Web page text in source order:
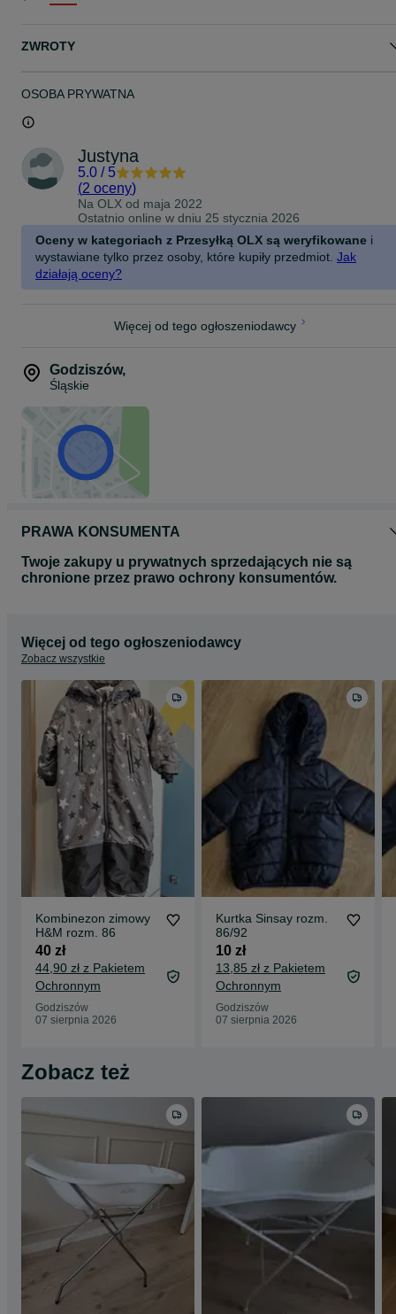
ZWROTY
OSOBA PRYWATNA
Justyna
5.0 / 5
(2 oceny)
Na OLX od maja 2022
Ostatnio online w dniu 25 stycznia 2026
Oceny w kategoriach z Przesyłką OLX są weryfikowane i
wystawiane tylko przez osoby, które kupiły przedmiot. Jak
działają oceny?
Więcej od tego ogłoszeniodawcy
Godziszów,
Śląskie
PRAWA KONSUMENTA
Twoje zakupy u prywatnych sprzedających nie są
chronione przez prawo ochrony konsumentów.
Więcej od tego ogłoszeniodawcy
Zobacz wszystkie
Kombinezon zimowy
H&M rozm. 86
40 zł
44,90 zł z Pakietem
Ochronnym
Godziszów
07 sierpnia 2026
Kurtka Sinsay rozm.
86/92
10 zł
13,85 zł z Pakietem
Ochronnym
Godziszów
07 sierpnia 2026
Zobacz też